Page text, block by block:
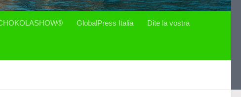
GlobalPress Italia Dite la vostra